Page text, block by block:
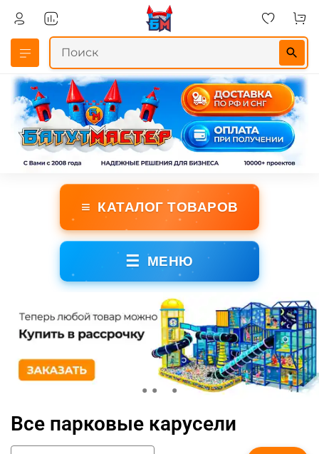
≡ КАТАЛОГ ТОВАРОВ
☰ МЕНЮ
Все парковые карусели